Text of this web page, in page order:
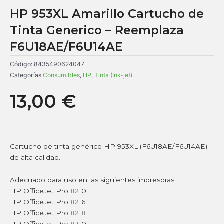
HP 953XL Amarillo Cartucho de
Tinta Generico – Reemplaza
F6U18AE/F6U14AE
Código: 8435490624047
Categorías Consumibles, HP, Tinta (Ink-jet)
13,00 €
Cartucho de tinta genérico HP 953XL (F6U18AE/F6U14AE)
de alta calidad.
Adecuado para uso en las siguientes impresoras:
HP OfficeJet Pro 8210
HP OfficeJet Pro 8216
HP OfficeJet Pro 8218